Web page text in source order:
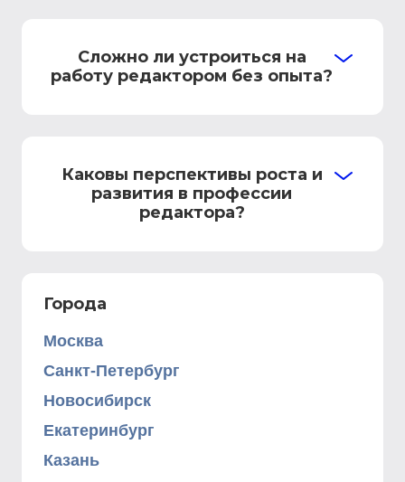
Сложно ли устроиться на
работу редактором без опыта?
Каковы перспективы роста и
развития в профессии
редактора?
Города
Москва
Санкт-Петербург
Новосибирск
Екатеринбург
Казань